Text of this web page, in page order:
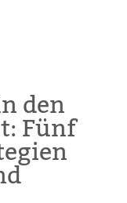
den
Fünf